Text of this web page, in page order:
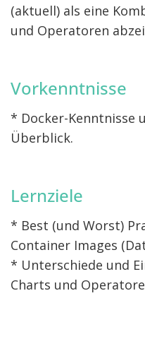
(aktuell) als eine
und Operatoren
Vorkenntnisse
* Docker-Kenntnisse
Überblick.
Lernziele
* Best (und Worst)
Container Images
* Unterschiede und
Charts und